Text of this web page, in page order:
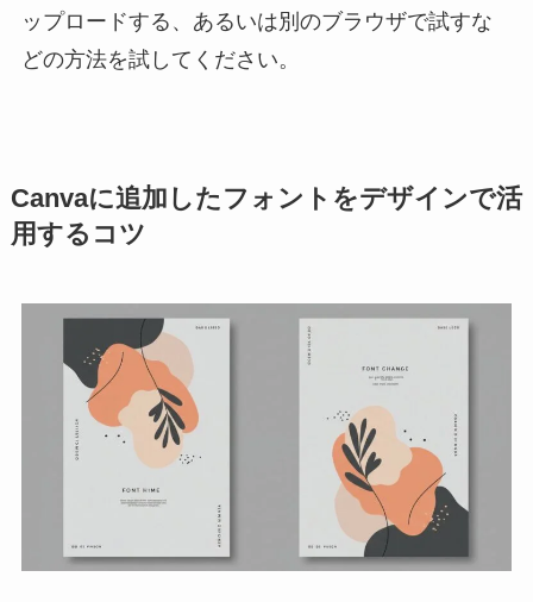
ップロードする、あるいは別のブラウザで試すな
どの方法を試してください。
Canvaに追加したフォントをデザインで活
用するコツ